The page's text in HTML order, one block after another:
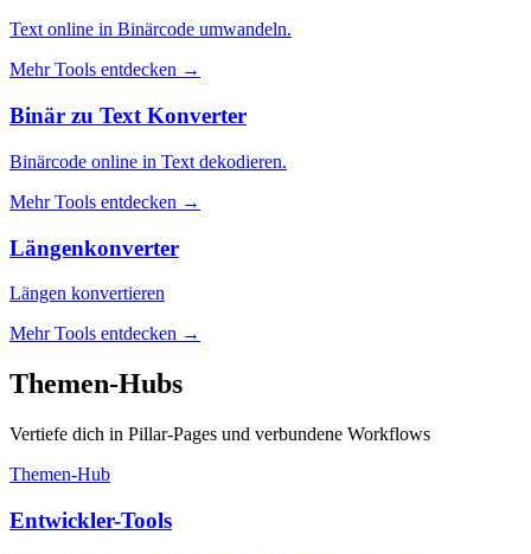
Text online in Binärcode umwandeln.
Mehr Tools entdecken →
Binär zu Text Konverter
Binärcode online in Text dekodieren.
Mehr Tools entdecken →
Längenkonverter
Längen konvertieren
Mehr Tools entdecken →
Themen-Hubs
Vertiefe dich in Pillar-Pages und verbundene Workflows
Themen-Hub
Entwickler-Tools